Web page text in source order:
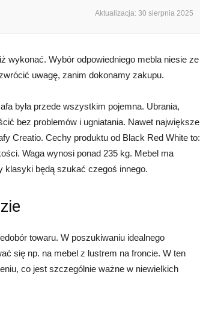
Aktualizacja: 30 sierpnia 2025
wykonać. Wybór odpowiedniego mebla niesie ze
uwagę, zanim dokonamy zakupu.
była przede wszystkim pojemna. Ubrania,
bez problemów i ugniatania. Nawet największe
Creatio. Cechy produktu od Black Red White to:
Waga wynosi ponad 235 kg. Mebel ma
klasyki będą szukać czegoś innego.
towaru. W poszukiwaniu idealnego
się np. na mebel z lustrem na froncie. W ten
co jest szczególnie ważne w niewielkich